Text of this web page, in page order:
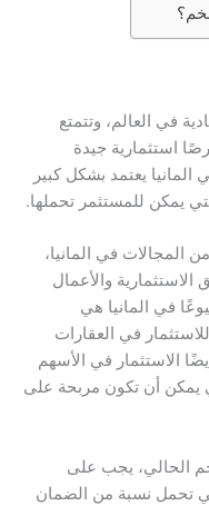
في العالم، وتتمتع
استثمارية جيدة
يعتمد بشكل كبير
يمكن للمستثمر تحملها.
المجالات في المانيا،
والأعمال
في المانيا هي
في العقارات
الاستثمار في الأسهم
يمكن أن تكون مربحة على
الحالي، يجب على
تحمل نسبة من الضمان